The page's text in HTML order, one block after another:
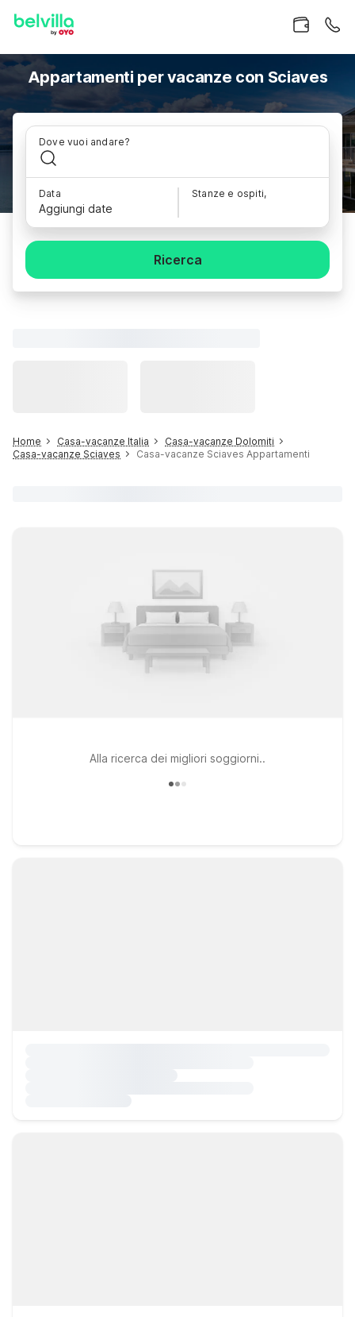
Appartamenti per vacanze con Sciaves
Dove vuoi andare?
Data
Aggiungi date
Stanze e ospiti,
Ricerca
Home Casa-vacanze Italia
Casa-vacanze Dolomiti
Casa-vacanze Sciaves
Casa-vacanze Sciaves Appartamenti
Alla ricerca dei migliori soggiorni..